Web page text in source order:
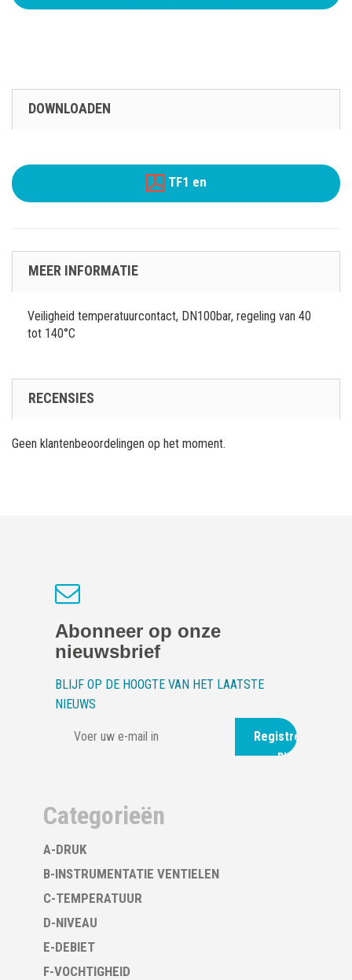
DOWNLOADEN
TF1 en
MEER INFORMATIE
Veiligheid temperatuurcontact, DN100bar, regeling van 40
tot 140°C
RECENSIES
Geen klantenbeoordelingen op het moment.
Abonneer op onze
nieuwsbrief
BLIJF OP DE HOOGTE VAN HET LAATSTE
NIEUWS
Registreer
nu
Categorieën
A-DRUK
B-INSTRUMENTATIE VENTIELEN
C-TEMPERATUUR
D-NIVEAU
E-DEBIET
F-VOCHTIGHEID